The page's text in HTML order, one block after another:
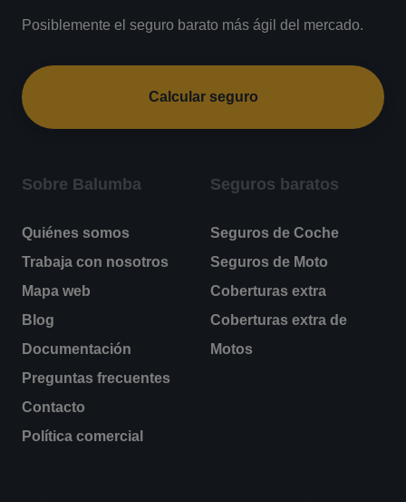
Posiblemente el seguro barato más ágil del mercado.
Calcular seguro
Sobre Balumba
Quiénes somos
Trabaja con nosotros
Mapa web
Blog
Documentación
Preguntas frecuentes
Contacto
Política comercial
Seguros baratos
Seguros de Coche
Seguros de Moto
Coberturas extra
Coberturas extra de
Motos